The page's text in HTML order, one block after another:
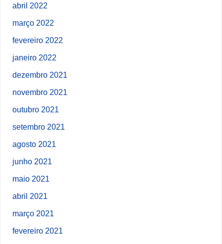
abril 2022
março 2022
fevereiro 2022
janeiro 2022
dezembro 2021
novembro 2021
outubro 2021
setembro 2021
agosto 2021
junho 2021
maio 2021
abril 2021
março 2021
fevereiro 2021